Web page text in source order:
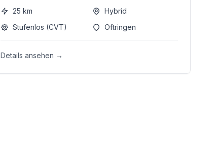
25 km
Hybrid
Stufenlos (CVT)
Oftringen
Details ansehen →